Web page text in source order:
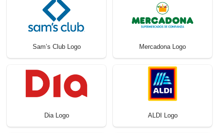
Sam’s Club Logo Mercadona Logo
Dia Logo ALDI Logo